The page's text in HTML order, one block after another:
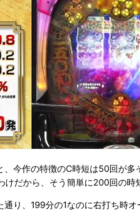
今作の特徴のC時短は50回が多
けだから、そう簡単に200回の時
り、199分の1なのに右打ち時オ